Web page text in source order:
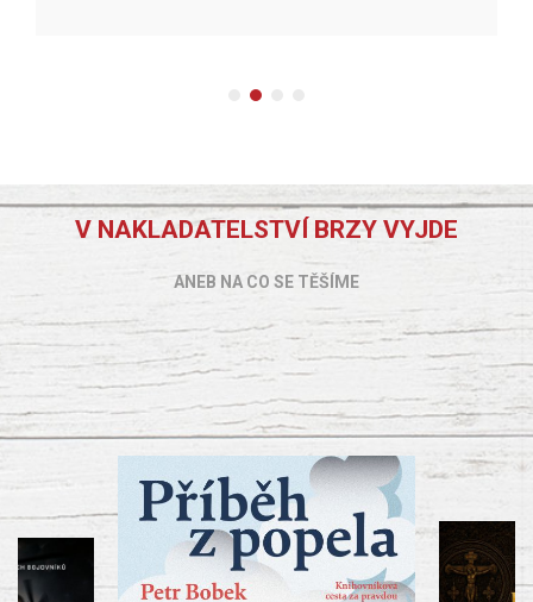
V NAKLADATELSTVÍ BRZY VYJDE
ANEB NA CO SE TĚŠÍME